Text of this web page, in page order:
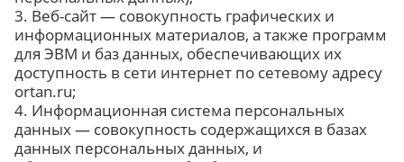
3. Веб-сайт — совокупность графических и
информационных материалов, а также программ
для ЭВМ и баз данных, обеспечивающих их
доступность в сети интернет по сетевому адресу
ortan.ru;
4. Информационная система персональных
данных — совокупность содержащихся в базах
данных персональных данных, и